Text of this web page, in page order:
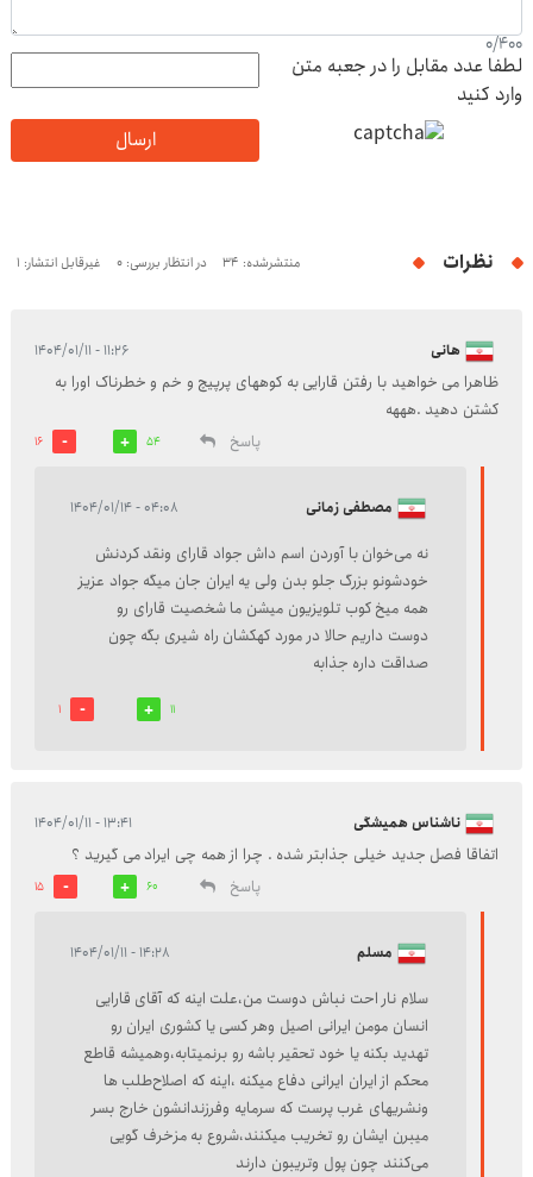
0/400
لطفا عدد مقابل را در جعبه متن
وارد کنید
ارسال
نظرات منتشرشده: 34 در انتظار بررسی: 0 غیرقابل انتشار: 1
هانی ۱۱:۲۶ - ۱۴۰۴/۰۱/۱۱
ظاهرا می خواهید با رفتن قارایی به کوههای پرپیچ و خم و خطرناک اورا به
کشتن دهید .هههه
پاسخ
54
16
مصطفی زمانی ۰۴:۰۸ - ۱۴۰۴/۰۱/۱۴
نه می‌خوان با آوردن اسم داش جواد قارای ونقد کردنش
خودشونو بزرگ جلو بدن ولی یه ایران جان میگه جواد عزیز
همه میخ کوب تلویزیون میشن ما شخصیت قارای رو
دوست داریم حالا در مورد کهکشان راه شیری بگه چون
صداقت داره جذابه
11
1
ناشناس همیشگی ۱۳:۴۱ - ۱۴۰۴/۰۱/۱۱
اتفاقا فصل جدید خیلی جذابتر شده . چرا از همه چی ایراد می گیرید ؟
پاسخ
60
15
مسلم ۱۴:۲۸ - ۱۴۰۴/۰۱/۱۱
سلام نار احت نباش دوست من،علت اینه که آقای قارایی
انسان مومن ایرانی اصیل وهر کسی یا کشوری ایران رو
تهدید بکنه یا خود تحقیر باشه رو برنمیتابه،وهمیشه قاطع
محکم از ایران ایرانی دفاع میکنه ،اینه که اصلاح‌طلب ها
ونشریهای غرب پرست که سرمایه وفرزندانشون خارج بسر
میبرن ایشان رو تخریب میکنند،شروع به مزخرف گویی
می‌کنند چون پول وتریبون دارند